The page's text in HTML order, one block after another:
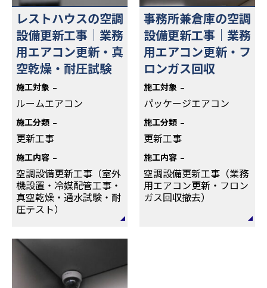
レストハウスの空調
設備更新工事｜業務
用エアコン更新・真
空乾燥・耐圧試験
施工対象
ルームエアコン
施工分類
更新工事
施工内容
空調設備更新工事（室外
機設置・冷媒配管工事・
真空乾燥・通水試験・耐
圧テスト）
事務所兼倉庫の空調
設備更新工事｜業務
用エアコン更新・フ
ロンガス回収
施工対象
パッケージエアコン
施工分類
更新工事
施工内容
空調設備更新工事（業務
用エアコン更新・フロン
ガス回収撤去）